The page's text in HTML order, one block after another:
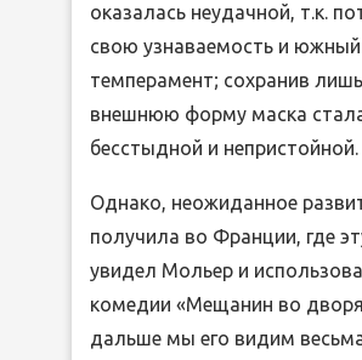
оказалась неудачной, т.к.
свою узнаваемость и южный
темперамент; сохранив лишь
внешнюю форму маска
бесстыдной и непристойной.
Однако, неожиданное
получила во Франции, где
увидел Мольер и
комедии «Мещанин во
дальше мы его видим